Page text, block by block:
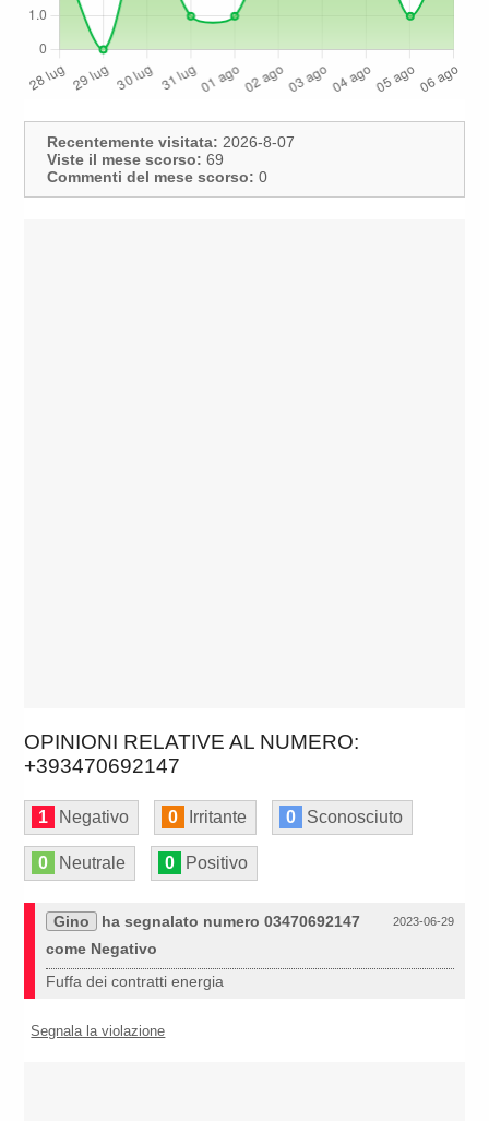
Recentemente visitata: 2026-8-07
Viste il mese scorso: 69
Commenti del mese scorso: 0
OPINIONI RELATIVE AL NUMERO:
+393470692147
1 Negativo 0 Irritante 0 Sconosciuto
0 Neutrale 0 Positivo
2023-06-29
Gino
ha segnalato numero 03470692147
come Negativo
Fuffa dei contratti energia
Segnala la violazione